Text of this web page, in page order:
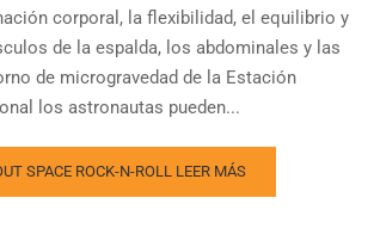
corporal, la flexibilidad, el equilibrio y
de la espalda, los abdominales y las
de microgravedad de la Estación
los astronautas pueden...
SPACE ROCK-N-ROLL LEER MÁS